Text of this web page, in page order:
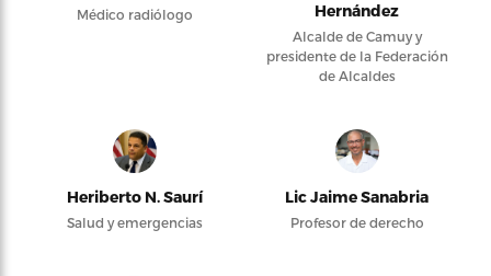
Médico radiólogo
Hernández
Alcalde de Camuy y
presidente de la Federación
de Alcaldes
Heriberto N. Saurí
Salud y emergencias
Lic Jaime Sanabria
Profesor de derecho